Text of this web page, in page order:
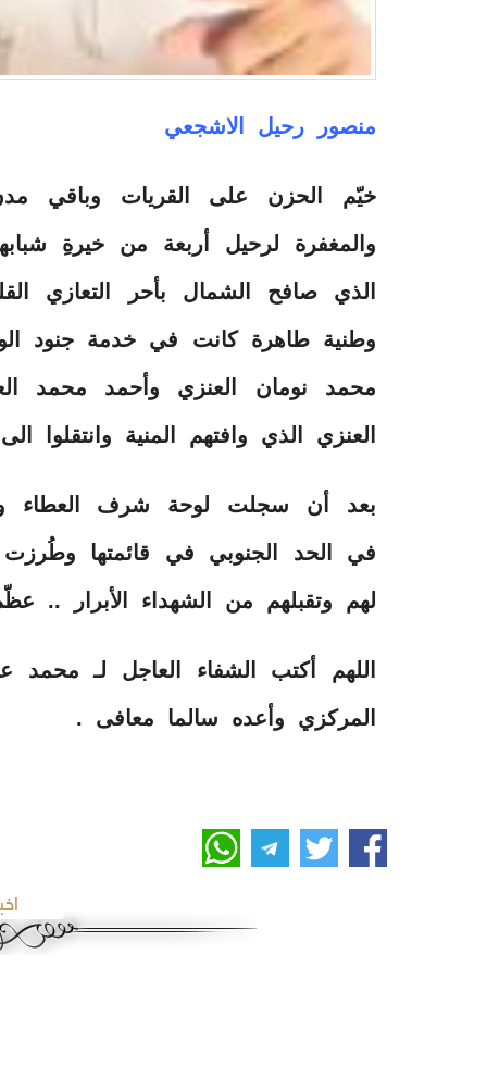
منصور رحيل الاشجعي
خيّم الحزن على القريات وباقي
والمغفرة لرحيل أربعة من خيرةِ
الذي صافح الشمال بأحر التعازي
وطنية طاهرة كانت في خدمة جنود
محمد نومان العنزي وأحمد محمد
العنزي الذي وافتهم المنية وانتقلوا
بعد أن سجلت لوحة شرف العطاء
في الحد الجنوبي في قائمتها
لهم وتقبلهم من الشهداء الأبرار ..
اللهم أكتب الشفاء العاجل لـ
المركزي وأعده سالما معافى .